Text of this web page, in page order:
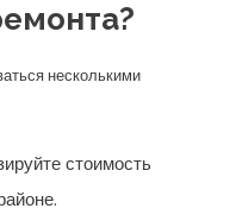
несколькими
стоимость